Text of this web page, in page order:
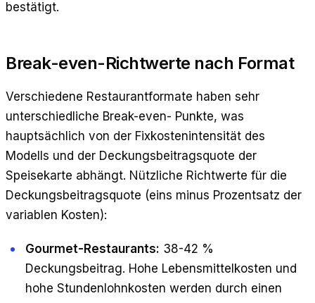
bestätigt.
Break-even-Richtwerte nach Format
Verschiedene Restaurantformate haben sehr
unterschiedliche Break-even- Punkte, was
hauptsächlich von der Fixkostenintensität des
Modells und der Deckungsbeitragsquote der
Speisekarte abhängt. Nützliche Richtwerte für die
Deckungsbeitragsquote (eins minus Prozentsatz der
variablen Kosten):
Gourmet-Restaurants: 38-42 %
Deckungsbeitrag. Hohe Lebensmittelkosten und
hohe Stundenlohnkosten werden durch einen